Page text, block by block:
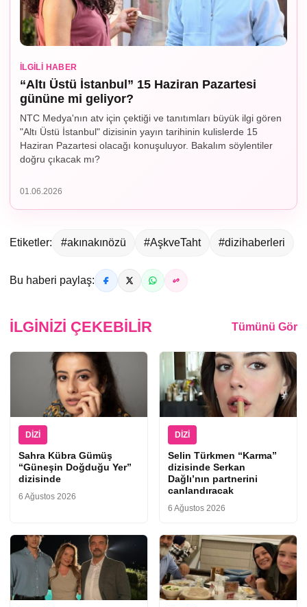
İLGILI HABER
“Altı Üstü İstanbul” 15 Haziran Pazartesi
gününe mi geliyor?
NTC Medya'nın atv için çektiği ve tanıtımları büyük ilgi gören
"Altı Üstü İstanbul" dizisinin yayın tarihinin kulislerde 15
Haziran Pazartesi olacağı konuşuluyor. Bakalım söylentiler
doğru çıkacak mı?
01.06.2026
Etiketler: #akınakınözü #AşkveTaht #dizihaberleri
Bu haberi paylaş:
İLGINIZI ÇEKEBILIR Tümünü Gör
DIZI
Sahra Kübra Gümüş
“Güneşin Doğduğu Yer”
dizisinde
6 Ağustos 2026
DIZI
Selin Türkmen “Karma”
dizisinde Serkan
Dağlı’nın partnerini
canlandıracak
6 Ağustos 2026